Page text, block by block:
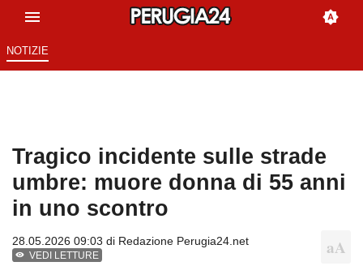
NOTIZIE
Tragico incidente sulle strade
umbre: muore donna di 55 anni
in uno scontro
28.05.2026 09:03 di Redazione Perugia24.net
VEDI LETTURE